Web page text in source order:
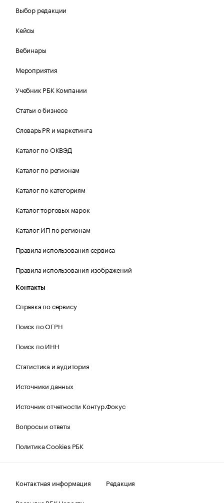
Выбор редакции
Кейсы
Вебинары
Мероприятия
Учебник РБК Компании
Статьи о бизнесе
Словарь PR и маркетинга
Каталог по ОКВЭД
Каталог по регионам
Каталог по категориям
Каталог торговых марок
Каталог ИП по регионам
Правила использования сервиса
Правила использования изображений
Контакты
Справка по сервису
Поиск по ОГРН
Поиск по ИНН
Статистика и аудитория
Источники данных
Источник отчетности Контур.Фокус
Вопросы и ответы
Политика Cookies РБК
Контактная информация
Редакция